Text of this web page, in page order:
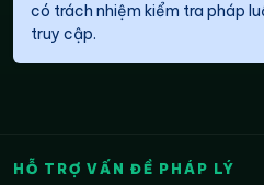
có trách nhiệm kiểm tra pháp
truy cập.
HỖ TRỢ VẤN ĐỀ PHÁP LÝ